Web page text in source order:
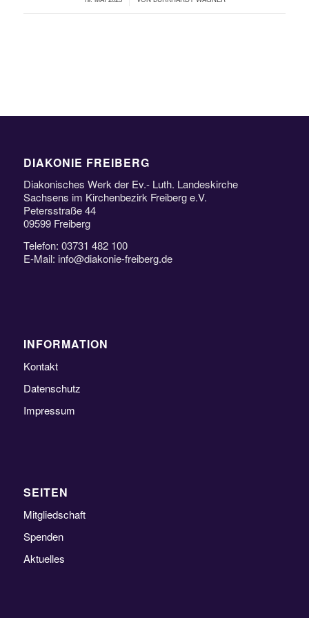
DIAKONIE FREIBERG
Diakonisches Werk der Ev.- Luth. Landeskirche
Sachsens im Kirchenbezirk Freiberg e.V.
Petersstraße 44
09599 Freiberg
Telefon: 03731 482 100
E-Mail: info@diakonie-freiberg.de
INFORMATION
Kontakt
Datenschutz
Impressum
SEITEN
Mitgliedschaft
Spenden
Aktuelles